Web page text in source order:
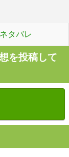
ネタバレ
を投稿して